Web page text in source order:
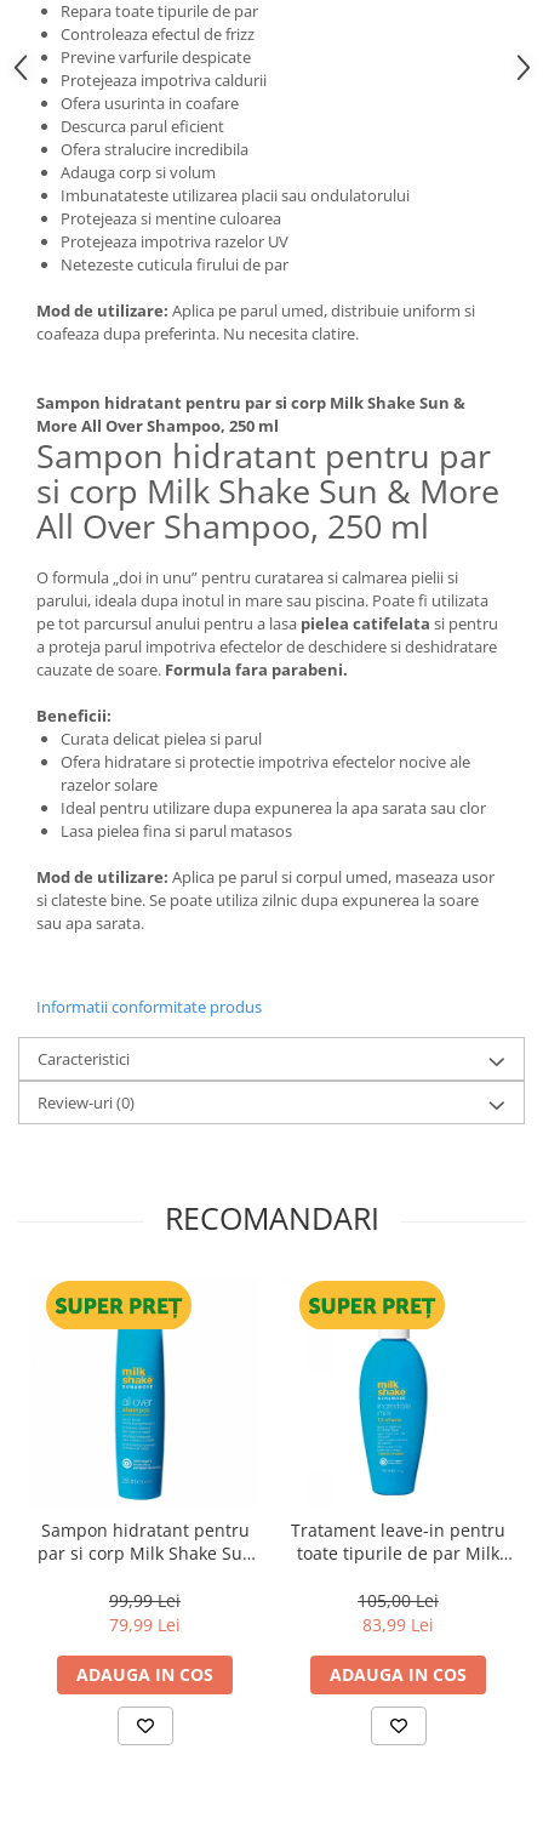
Repara toate tipurile de par
Controleaza efectul de frizz
Previne varfurile despicate
Protejeaza impotriva caldurii
Ofera usurinta in coafare
Descurca parul eficient
Ofera stralucire incredibila
Adauga corp si volum
Imbunatateste utilizarea placii sau ondulatorului
Protejeaza si mentine culoarea
Protejeaza impotriva razelor UV
Netezeste cuticula firului de par
Mod de utilizare: Aplica pe parul umed, distribuie uniform si
coafeaza dupa preferinta. Nu necesita clatire.
Sampon hidratant pentru par si corp Milk Shake Sun &
More All Over Shampoo, 250 ml
Sampon hidratant pentru par
si corp Milk Shake Sun & More
All Over Shampoo, 250 ml
O formula „doi in unu” pentru curatarea si calmarea pielii si
parului, ideala dupa inotul in mare sau piscina. Poate fi utilizata
pe tot parcursul anului pentru a lasa pielea catifelata si pentru
a proteja parul impotriva efectelor de deschidere si deshidratare
cauzate de soare. Formula fara parabeni.
Beneficii:
Curata delicat pielea si parul
Ofera hidratare si protectie impotriva efectelor nocive ale
razelor solare
Ideal pentru utilizare dupa expunerea la apa sarata sau clor
Lasa pielea fina si parul matasos
Mod de utilizare: Aplica pe parul si corpul umed, maseaza usor
si clateste bine. Se poate utiliza zilnic dupa expunerea la soare
sau apa sarata.
Informatii conformitate produs
Caracteristici
Review-uri(0)
RECOMANDARI
Sampon hidratant pentru
par si corp Milk Shake Sun
250 ml
99,99 Lei
79,99 Lei
ADAUGA IN COS
Tratament leave-in pentru
toate tipurile de par Milk
Incredible Milk, 140 ml
105,00 Lei
83,99 Lei
ADAUGA IN COS